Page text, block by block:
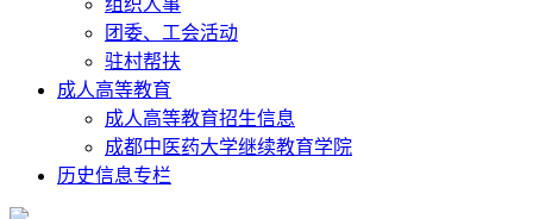
组织人事
团委、工会活动
驻村帮扶
成人高等教育
成人高等教育招生信息
成都中医药大学继续教育学院
历史信息专栏